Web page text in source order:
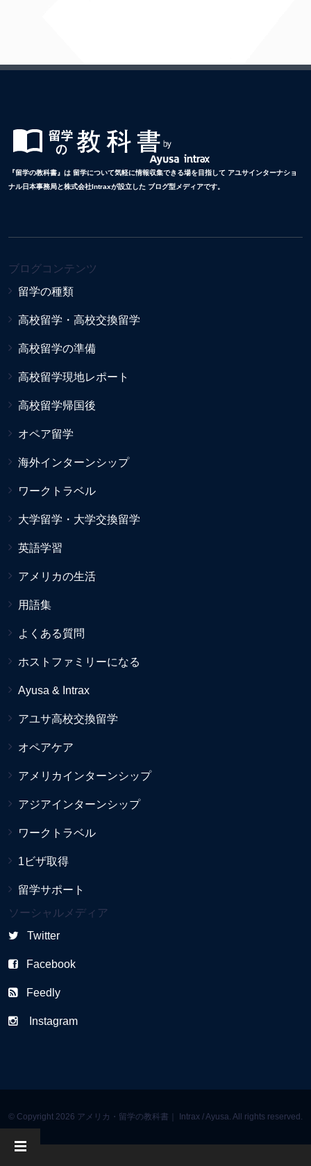
『留学の教科書』は 留学について気軽に情報収集できる場を目指して アユサインターナショ
ナル日本事務局と株式会社Intraxが設立した ブログ型メディアです。
ブログコンテンツ
留学の種類
高校留学・高校交換留学
高校留学の準備
高校留学現地レポート
高校留学帰国後
オペア留学
海外インターンシップ
ワークトラベル
大学留学・大学交換留学
英語学習
アメリカの生活
用語集
よくある質問
ホストファミリーになる
Ayusa & Intrax
アユサ高校交換留学
オペアケア
アメリカインターンシップ
アジアインターンシップ
ワークトラベル
1ビザ取得
留学サポート
ソーシャルメディア
Twitter
Facebook
Feedly
Instagram
© Copyright 2026 アメリカ・留学の教科書｜ Intrax / Ayusa. All rights reserved.